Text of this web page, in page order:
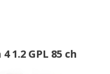
1.2 GPL 85 ch